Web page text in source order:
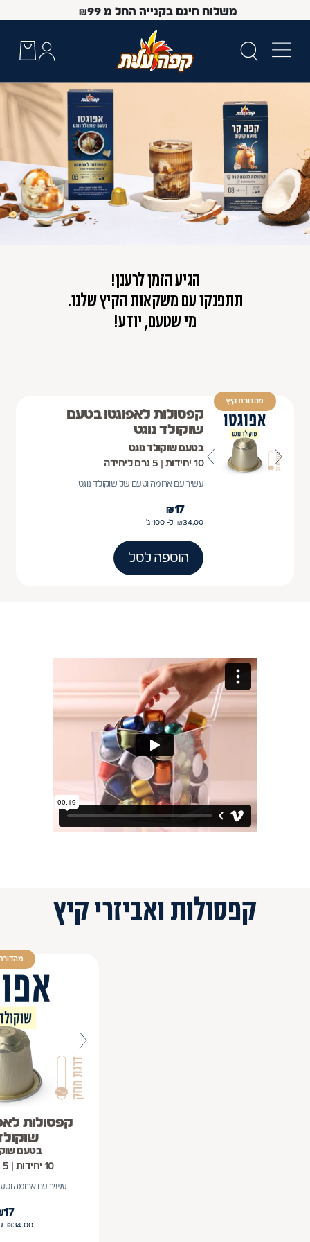
משלוח חינם בקנייה החל מ ₪99
הגיע הזמן לרענן!
תתפנקו עם משקאות הקיץ שלנו.
מי שטעם, יודע!
מהדורת קיץ
קפסולות לאפוגטו בטעם
שוקולד נוגט
בטעם שוקולד נוגט
10 יחידות | 5 גרם ליחידה
עשיר עם ארומה וטעם של שוקולד נוגט
17
₪
34.00
₪ ל- 100 ג'
הוספה לסל
קפסולות ואביזרי קיץ
קפסולות
בטעם
10 יחידות | 5 גרם ליחידה
עשיר עם ארומה
17
34.00
₪